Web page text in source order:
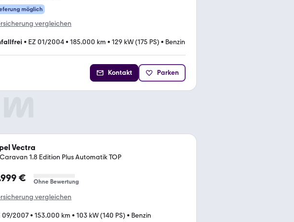
möglich
vergleichen
• EZ 01/2004• 185.000 km • 129 kW (175 PS) • Benzin
Kontakt Parken
Vectra
1.8 Edition Plus Automatik TOP
€ Ohne Bewertung
vergleichen
09/2007• 153.000 km • 103 kW (140 PS) • Benzin